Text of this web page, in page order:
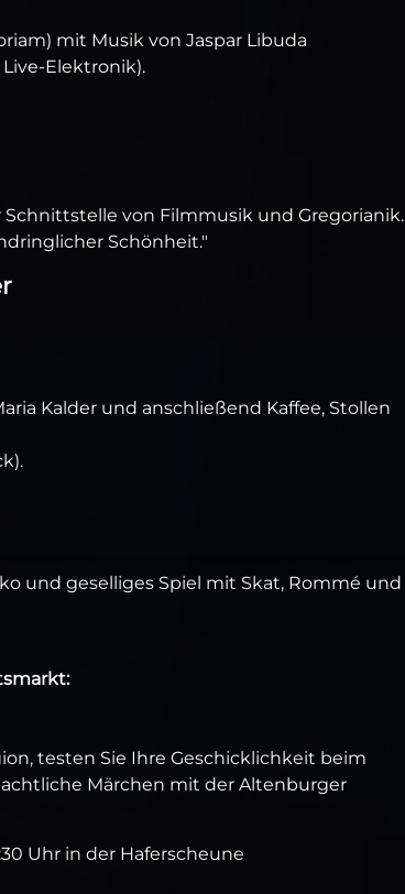
mit Musik von Jaspar Libuda
Elektronik).
von Filmmusik und Gregorianik.
Schönheit."
Kalder und anschließend Kaffee, Stollen
und geselliges Spiel mit Skat, Rommé und
testen Sie Ihre Geschicklichkeit beim
Märchen mit der Altenburger
Uhr in der Haferscheune